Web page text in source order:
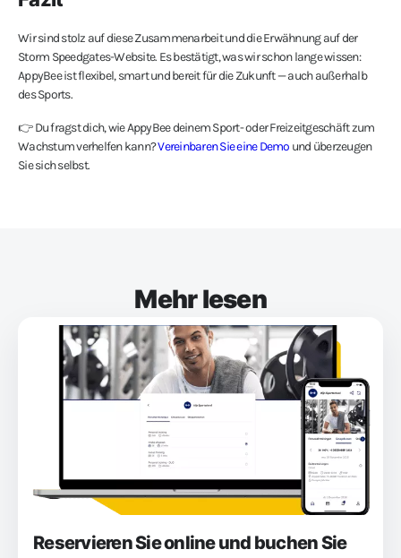
Wir sind stolz auf diese Zusammenarbeit und die Erwähnung auf der
Storm Speedgates-Website. Es bestätigt, was wir schon lange wissen:
AppyBee ist flexibel, smart und bereit für die Zukunft — auch außerhalb
des Sports.
👉 Du fragst dich, wie AppyBee deinem Sport- oder Freizeitgeschäft zum
Wachstum verhelfen kann?Vereinbaren Sie eine Demo und überzeugen
Sie sich selbst.
Mehr lesen
Reservieren Sie online und buchen Sie